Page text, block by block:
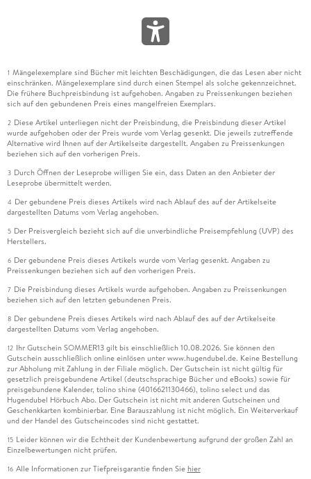
1 Mängelexemplare sind Bücher mit leichten Beschädigungen, die das Lesen aber nicht
einschränken. Mängelexemplare sind durch einen Stempel als solche gekennzeichnet.
Die frühere Buchpreisbindung ist aufgehoben. Angaben zu Preissenkungen beziehen
sich auf den gebundenen Preis eines mangelfreien Exemplars.
2 Diese Artikel unterliegen nicht der Preisbindung, die Preisbindung dieser Artikel
wurde aufgehoben oder der Preis wurde vom Verlag gesenkt. Die jeweils zutreffende
Alternative wird Ihnen auf der Artikelseite dargestellt. Angaben zu Preissenkungen
beziehen sich auf den vorherigen Preis.
3 Durch Öffnen der Leseprobe willigen Sie ein, dass Daten an den Anbieter der
Leseprobe übermittelt werden.
4 Der gebundene Preis dieses Artikels wird nach Ablauf des auf der Artikelseite
dargestellten Datums vom Verlag angehoben.
5 Der Preisvergleich bezieht sich auf die unverbindliche Preisempfehlung (UVP) des
Herstellers.
6 Der gebundene Preis dieses Artikels wurde vom Verlag gesenkt. Angaben zu
Preissenkungen beziehen sich auf den vorherigen Preis.
7 Die Preisbindung dieses Artikels wurde aufgehoben. Angaben zu Preissenkungen
beziehen sich auf den letzten gebundenen Preis.
8 Der gebundene Preis dieses Artikels wird nach Ablauf des auf der Artikelseite
dargestellten Datums vom Verlag angehoben.
12 Ihr Gutschein SOMMER13 gilt bis einschließlich 10.08.2026. Sie können den
Gutschein ausschließlich online einlösen unter www.hugendubel.de. Keine Bestellung
zur Abholung mit Zahlung in der Filiale möglich. Der Gutschein ist nicht gültig für
gesetzlich preisgebundene Artikel (deutschsprachige Bücher und eBooks) sowie für
preisgebundene Kalender, tolino shine (4016621130466), tolino select und das
Hugendubel Hörbuch Abo. Der Gutschein ist nicht mit anderen Gutscheinen und
Geschenkkarten kombinierbar. Eine Barauszahlung ist nicht möglich. Ein Weiterverkauf
und der Handel des Gutscheincodes sind nicht gestattet.
15 Leider können wir die Echtheit der Kundenbewertung aufgrund der großen Zahl an
Einzelbewertungen nicht prüfen.
16 Alle Informationen zur Tiefpreisgarantie finden Sie hier